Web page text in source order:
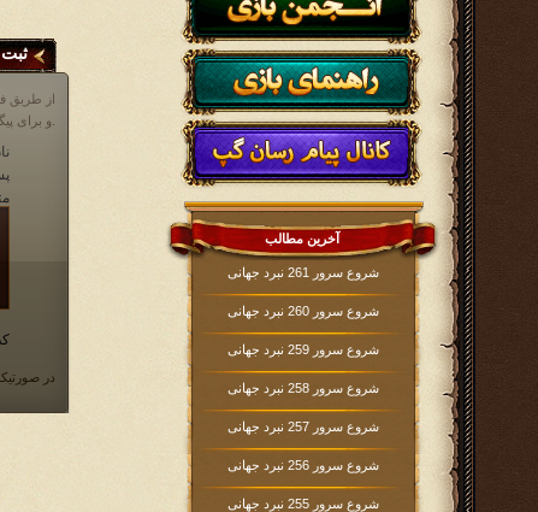
آخرین مطالب
شروع سرور 261 نبرد جهانی
شروع سرور 260 نبرد جهانی
شروع سرور 259 نبرد جهانی
شروع سرور 258 نبرد جهانی
شروع سرور 257 نبرد جهانی
شروع سرور 256 نبرد جهانی
شروع سرور 255 نبرد جهانی
از طریق
در